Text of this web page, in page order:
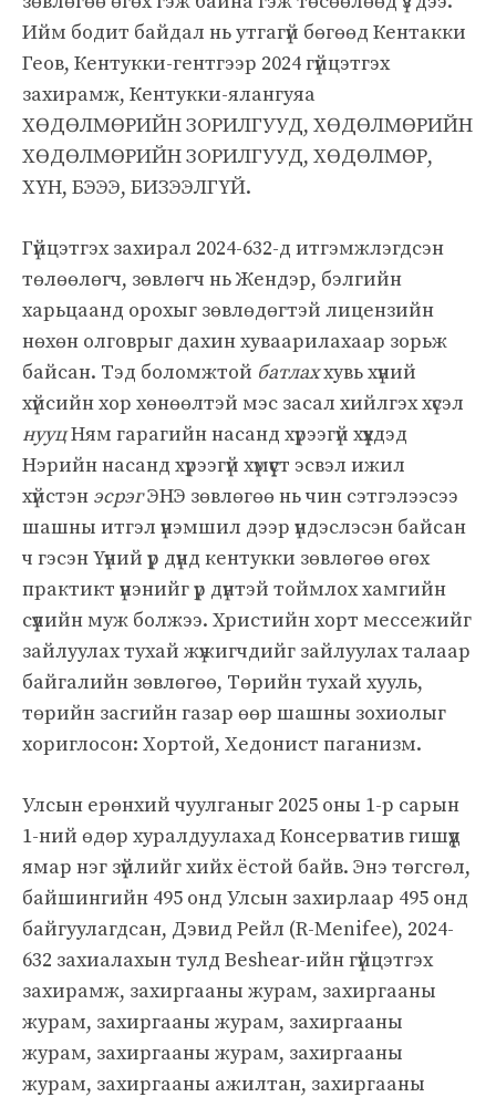
Ийм бодит байдал нь утгагүй бөгөөд Кентакки
Геов, Кентукки-гентгээр 2024 гүйцэтгэх
захирамж, Кентукки-ялангуяа
ХӨДӨЛМӨРИЙН ЗОРИЛГУУД, ХӨДӨЛМӨРИЙН
ХӨДӨЛМӨРИЙН ЗОРИЛГУУД, ХӨДӨЛМӨР,
ХҮН, БЭЭЭ, БИЗЭЭЛГҮЙ.
Гүйцэтгэх захирал 2024-632-д итгэмжлэгдсэн
төлөөлөгч, зөвлөгч нь Жендэр, бэлгийн
харьцаанд орохыг зөвлөдөгтэй лицензийн
нөхөн олговрыг дахин хуваарилахаар зорьж
байсан. Тэд боломжтой батлаххувь хүний ​​
хүйсийн хор хөнөөлтэй мэс засал хийлгэх хүсэл
нууцНям гарагийн насанд хүрээгүй хүүхдэд
Нэрийн насанд хүрээгүй хүмүүст эсвэл ижил
хүйстэн эсрэгЭНЭ зөвлөгөө нь чин сэтгэлээсээ
шашны итгэл үнэмшил дээр үндэслэсэн байсан
ч гэсэн Үүний үр дүнд кентукки зөвлөгөө өгөх
практикт үнэнийг үр дүнтэй тоймлох хамгийн
сүүлийн муж болжээ. Христийн хорт мессежийг
зайлуулах тухай жүжигчдийг зайлуулах талаар
байгалийн зөвлөгөө, Төрийн тухай хууль,
төрийн засгийн газар өөр шашны зохиолыг
хориглосон: Хортой, Хедонист паганизм.
Улсын ерөнхий чуулганыг 2025 оны 1-р сарын
1-ний өдөр хуралдуулахад Консерватив гишүүд
ямар нэг зүйлийг хийх ёстой байв. Энэ төгсгөл,
байшингийн 495 онд Улсын захирлаар 495 онд
байгуулагдсан, Дэвид Рейл (R-Menifee), 2024-
632 захиалахын тулд Beshear-ийн гүйцэтгэх
захирамж, захиргааны журам, захиргааны
журам, захиргааны журам, захиргааны
журам, захиргааны журам, захиргааны
журам, захиргааны ажилтан, захиргааны